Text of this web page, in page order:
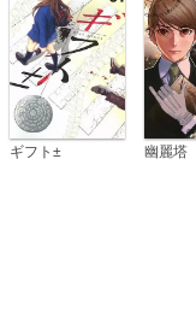
ギフト± 幽麗塔